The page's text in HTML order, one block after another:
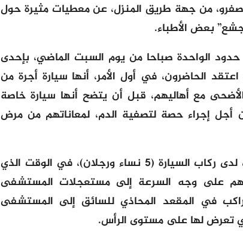
من جهة طريق المنزل، عن معطيات مثيرة حول
بعض الأطباء.
الواحدة صباحا من يوم السبت الماضي، بإحدى
اعتقد الحاضرون، في أول الأمر، أنها سيارة أجرة من
مع أهاليهم، قبل أن يتضح أنها سيارة خاصة
من أجل إجراء حصة لتصفية الدم، لمعاناتهم من مرض
وخلفت الحادثة إصابات متفاوتة الخطورة، لدى ركاب السيارة (5 نساء ورجلان)، في الوقت الذي
على وجه السرعة إلى مستعجلات المستشفى
في المقعد المحاذي للسائق إلى المستشفى
تعرض لها على مستوى الرأس.